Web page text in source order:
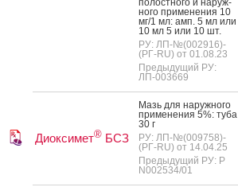
полос­тно­го и на­руж­
но­го при­мене­ния 10
мг/1 мл: амп. 5 мл или
10 мл 5 или 10 шт.
РУ: ЛП-№(002916)-
(РГ-RU) от 01.08.23
Предыдущий РУ:
ЛП-003669
Диоксимет®БСЗ
Мазь для на­руж­но­го
при­мене­ния 5%: ту­ба
30 г
РУ: ЛП-№(009758)-
(РГ-RU) от 14.04.25
Предыдущий РУ: Р
N002534/01